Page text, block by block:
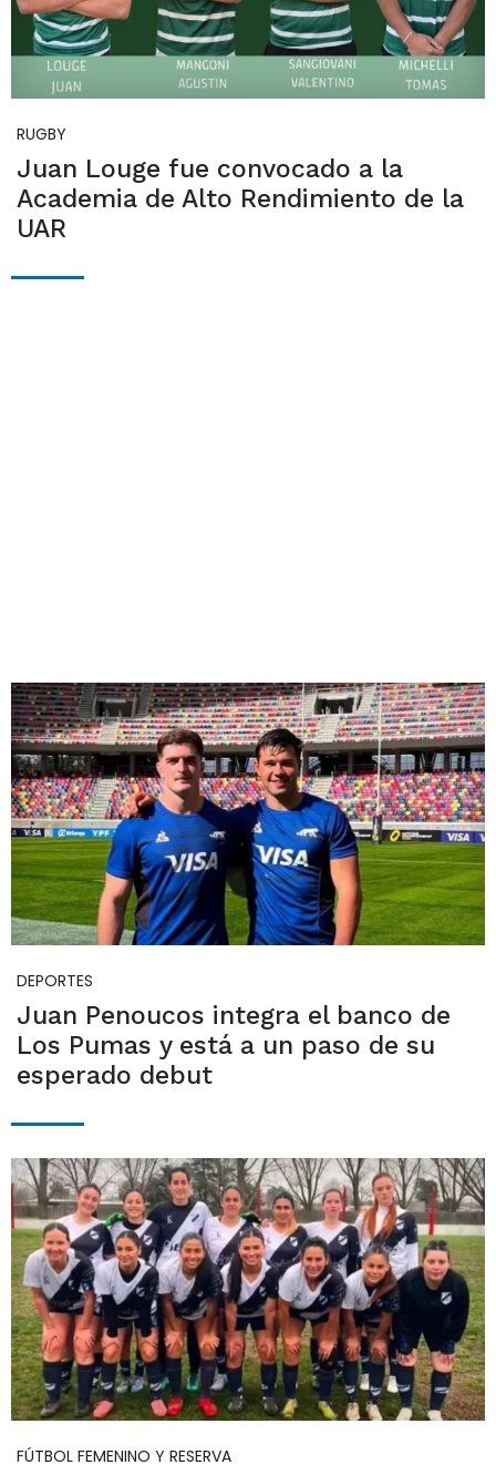
RUGBY
Juan Louge fue convocado a la
Academia de Alto Rendimiento de la
UAR
DEPORTES
Juan Penoucos integra el banco de
Los Pumas y está a un paso de su
esperado debut
FÚTBOL FEMENINO Y RESERVA